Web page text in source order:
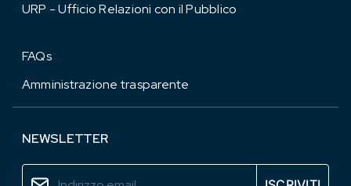
URP - Ufficio Relazioni con il Pubblico
FAQs
Amministrazione trasparente
NEWSLETTER